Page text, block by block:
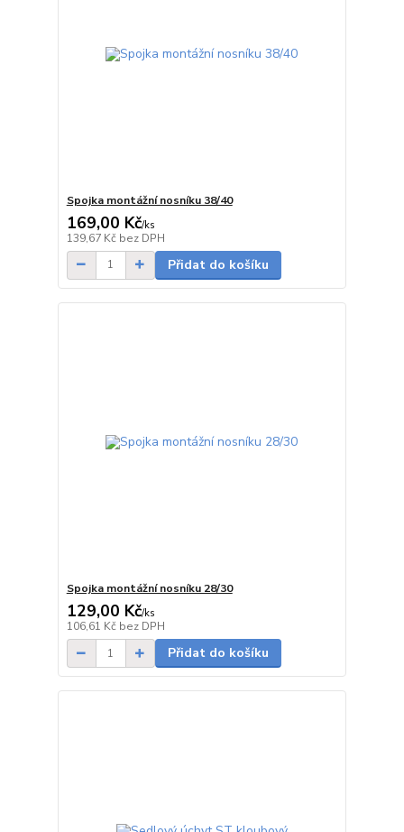
Spojka montážní nosníku 38/40
169,00 Kč/ks
139,67 Kč bez DPH
Přidat do košíku
Spojka montážní nosníku 28/30
129,00 Kč/ks
106,61 Kč bez DPH
Přidat do košíku